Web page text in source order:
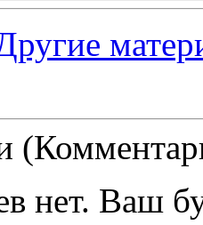
нет. Ваш